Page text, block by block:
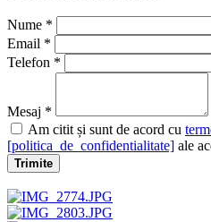
Nume *
Email *
Telefon *
Mesaj *
Am citit și sunt de acord cu
[politica_de_confidentialitate] ale
Trimite